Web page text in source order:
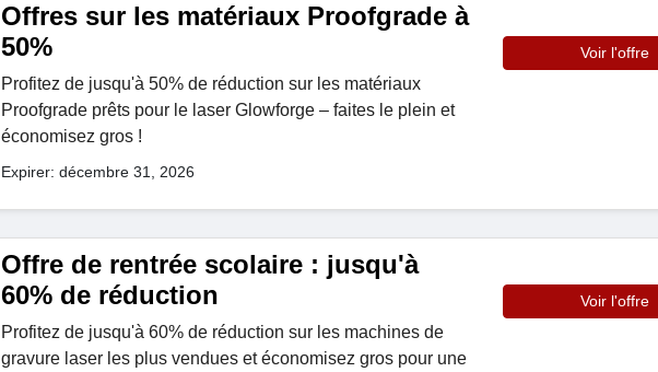
Offres sur les matériaux Proofgrade à
50%
Profitez de jusqu'à 50% de réduction sur les matériaux
Proofgrade prêts pour le laser Glowforge – faites le plein et
économisez gros !
Expirer: décembre 31, 2026
Voir l'offre
Offre de rentrée scolaire : jusqu'à
60% de réduction
Profitez de jusqu'à 60% de réduction sur les machines de
gravure laser les plus vendues et économisez gros pour une
Voir l'offre